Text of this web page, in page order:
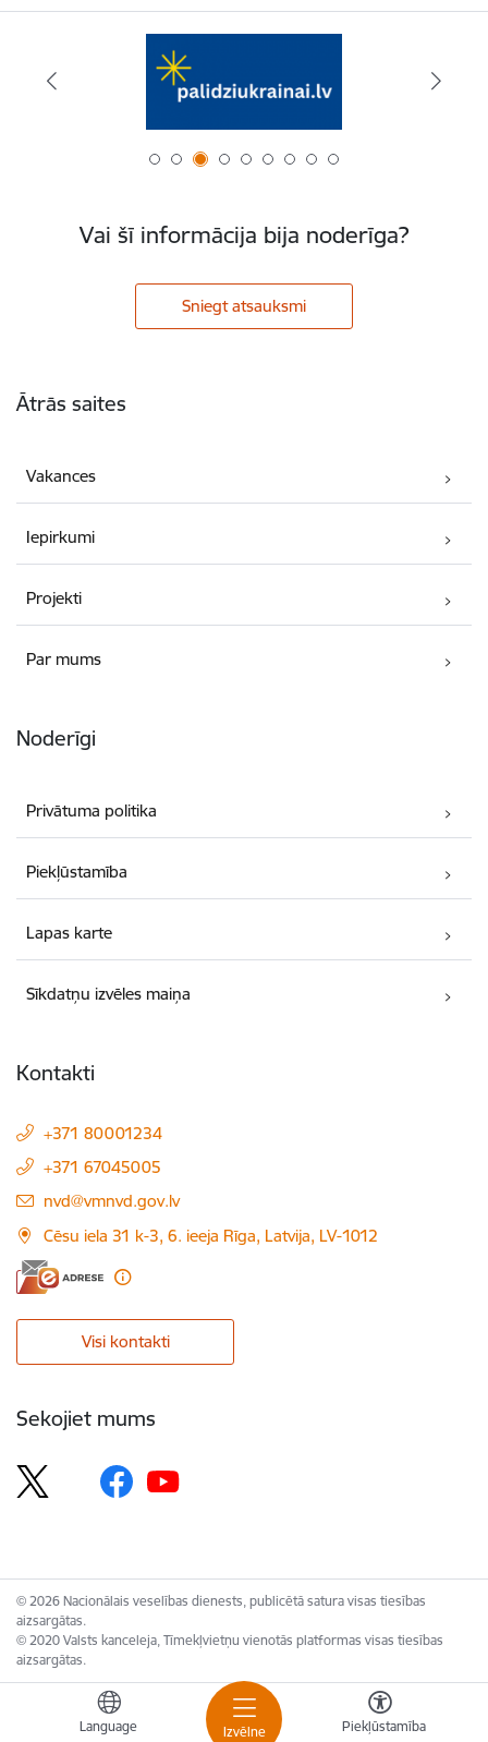
Izvēlne
Language Piekļūstamība
Vai šī informācija bija noderīga?
Sniegt atsauksmi
Ātrās saites
Vakances
Iepirkumi
Projekti
Par mums
Noderīgi
Privātuma politika
Piekļūstamība
Lapas karte
Sīkdatņu izvēles maiņa
Kontakti
+371 80001234
+371 67045005
E-pasts:
nvd@vmnvd.gov.lv
Cēsu iela 31 k-3, 6. ieeja Rīga, Latvija, LV-1012
Visi kontakti
Sekojiet mums
© 2026 Nacionālais veselības dienests, publicētā satura visas tiesības
aizsargātas.
© 2020 Valsts kanceleja, Tīmekļvietņu vienotās platformas visas tiesības
aizsargātas.